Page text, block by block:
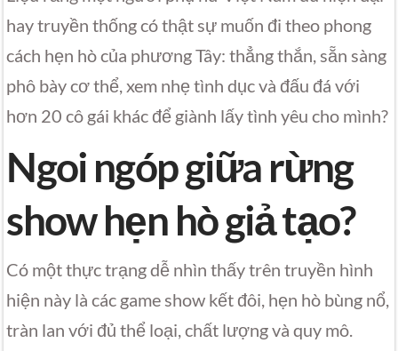
hay truyền thống có thật sự muốn đi theo phong
cách hẹn hò của phương Tây: thẳng thắn, sẵn sàng
phô bày cơ thể, xem nhẹ tình dục và đấu đá với
hơn 20 cô gái khác để giành lấy tình yêu cho mình?
Ngoi ngóp giữa rừng
show hẹn hò giả tạo?
Có một thực trạng dễ nhìn thấy trên truyền hình
hiện này là các game show kết đôi, hẹn hò bùng nổ,
tràn lan với đủ thể loại, chất lượng và quy mô.